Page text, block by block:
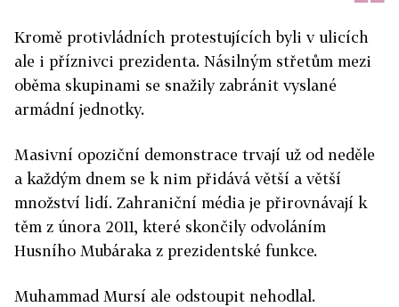
Kromě protivládních protestujících byli v ulicích
ale i příznivci prezidenta. Násilným střetům mezi
oběma skupinami se snažily zabránit vyslané
armádní jednotky.
Masivní opoziční demonstrace trvají už od neděle
a každým dnem se k nim přidává větší a větší
množství lidí. Zahraniční média je přirovnávají k
těm z února 2011, které skončily odvoláním
Husního Mubáraka z prezidentské funkce.
Muhammad Mursí ale odstoupit nehodlal.